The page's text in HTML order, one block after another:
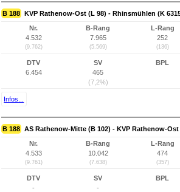
B 188 KVP Rathenow-Ost (L 98) - Rhinsmühlen (K
Nr.
4.532
(9.762)
B-Rang
7.965
(5.569)
L-Rang
252
(136)
DTV
6.454
SV
465
(7,2%)
BPL
Infos...
B 188 AS Rathenow-Mitte (B 102) - KVP Rathenow-Ost
Nr.
4.533
(9.761)
B-Rang
10.042
(7.638)
L-Rang
474
(357)
DTV
-
SV
-
BPL